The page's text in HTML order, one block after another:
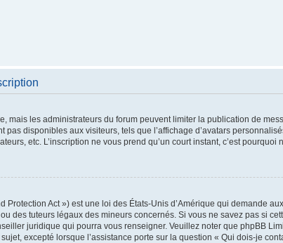
mais les administrateurs du forum peuvent limiter la publication de
disponibles aux visiteurs, tels que l’affichage d’avatars
etc. L’inscription ne vous prend qu’un court instant, c’est pourquoi
Protection Act ») est une loi des États-Unis d’Amérique qui demande
des tuteurs légaux des mineurs concernés. Si vous ne savez pas si
juridique qui pourra vous renseigner. Veuillez noter que phpBB
excepté lorsque l’assistance porte sur la question « Qui dois-je